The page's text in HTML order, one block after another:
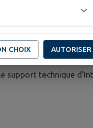
support technique
CHOIX AUTORISER